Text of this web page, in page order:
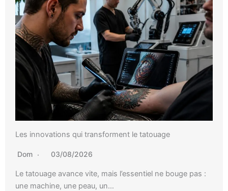
Les innovations qui transforment le tatouage
Dom 03/08/2026
Le tatouage avance vite, mais l’essentiel ne bouge pas :
une machine, une peau, un…